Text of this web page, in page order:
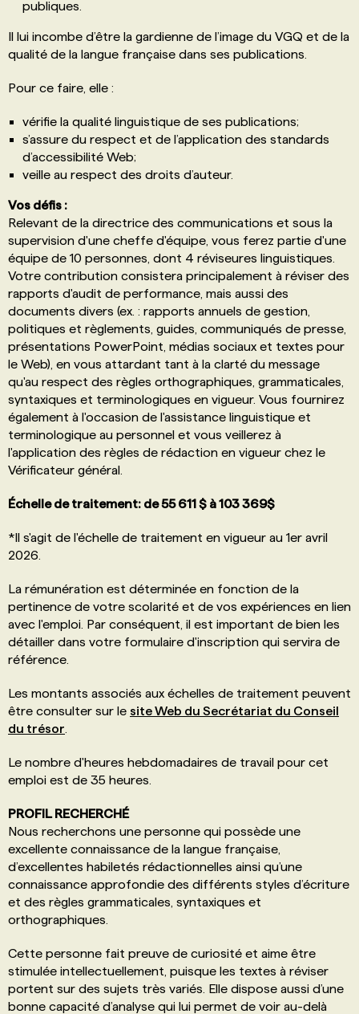
publiques.
Il lui incombe d’être la gardienne de l’image du VGQ et de la
qualité de la langue française dans ses publications.
Pour ce faire, elle :
vérifie la qualité linguistique de ses publications;
s’assure du respect et de l’application des standards
d’accessibilité Web;
veille au respect des droits d’auteur.
Vos défis :
Relevant de la directrice des communications et sous la
supervision d'une cheffe d'équipe, vous ferez partie d'une
équipe de 10 personnes, dont 4 réviseures linguistiques.
Votre contribution consistera principalement à réviser des
rapports d'audit de performance, mais aussi des
documents divers (ex. : rapports annuels de gestion,
politiques et règlements, guides, communiqués de presse,
présentations PowerPoint, médias sociaux et textes pour
le Web), en vous attardant tant à la clarté du message
qu'au respect des règles orthographiques, grammaticales,
syntaxiques et terminologiques en vigueur. Vous fournirez
également à l'occasion de l'assistance linguistique et
terminologique au personnel et vous veillerez à
l'application des règles de rédaction en vigueur chez le
Vérificateur général.
Échelle de traitement: de 55 611 $ à 103 369$
*Il s'agit de l'échelle de traitement en vigueur au 1er avril
2026.
La rémunération est déterminée en fonction de la
pertinence de votre scolarité et de vos expériences en lien
avec l'emploi. Par conséquent, il est important de bien les
détailler dans votre formulaire d'inscription qui servira de
référence.
Les montants associés aux échelles de traitement peuvent
être consulter sur le site Web du Secrétariat du Conseil
du trésor
Le nombre d'heures hebdomadaires de travail pour cet
emploi est de 35 heures.
PROFIL RECHERCHÉ
Nous recherchons une personne qui possède une
excellente connaissance de la langue française,
d’excellentes habiletés rédactionnelles ainsi qu’une
connaissance approfondie des différents styles d’écriture
et des règles grammaticales, syntaxiques et
orthographiques.
Cette personne fait preuve de curiosité et aime être
stimulée intellectuellement, puisque les textes à réviser
portent sur des sujets très variés. Elle dispose aussi d’une
bonne capacité d’analyse qui lui permet de voir au-delà